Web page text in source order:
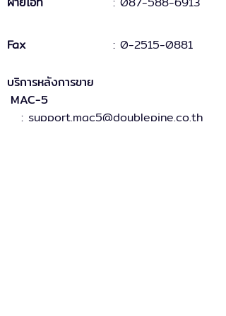
Fax : 0-2515-0881
บริการหลังการขาย
MAC-5
: support.mac5@doublepine.co.th